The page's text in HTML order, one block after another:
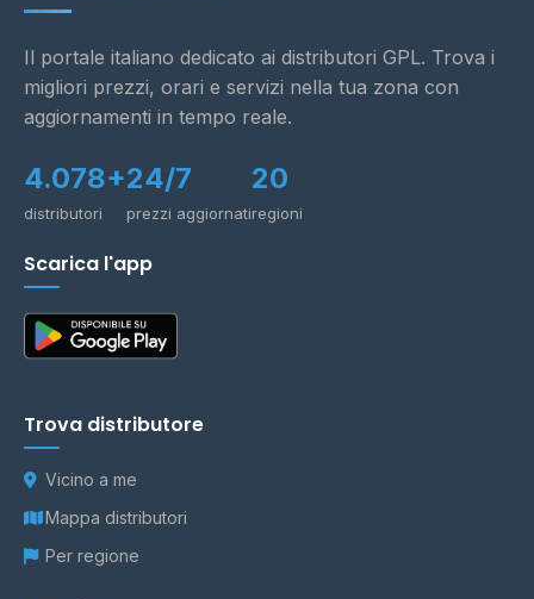
Il portale italiano dedicato ai distributori GPL. Trova i
migliori prezzi, orari e servizi nella tua zona con
aggiornamenti in tempo reale.
4.078+
distributori
24/7
prezzi aggiornati
20
regioni
Scarica l'app
Trova distributore
Vicino a me
Mappa distributori
Per regione